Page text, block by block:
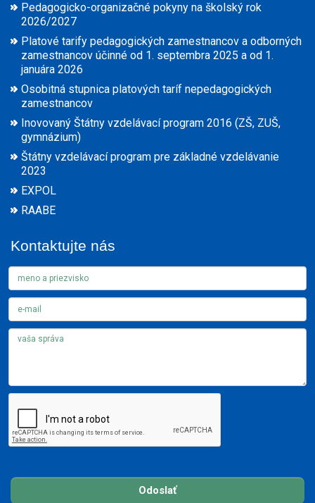
Pedagogicko-organizačné pokyny na školský rok
2026/2027
Platové tarify pedagogických zamestnancov a odborných
zamestnancov účinné od 1. septembra 2025 a od 1.
januára 2026
Osobitná stupnica platových taríf nepedagogických
zamestnancov
Inovovaný Štátny vzdelávací program 2016 (ZŠ, ZUŠ,
gymnázium)
Štátny vzdelávací program pre základné vzdelávanie
2023
EXPOL
RAABE
Kontaktujte nás
Odoslať